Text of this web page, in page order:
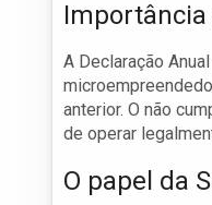
Importância
A Declaração
anterior. O não
de operar
O papel da